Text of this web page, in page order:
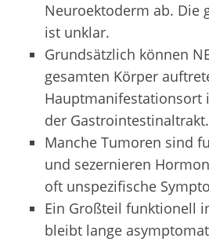
Neuroektoderm ab. Die
ist unklar.
Grundsätzlich können
gesamten Körper
Hauptmanifestationsort
der Gastrointestinaltrakt.
Manche Tumoren sind
und sezernieren
oft unspezifische
Ein Großteil funktionell
bleibt lange